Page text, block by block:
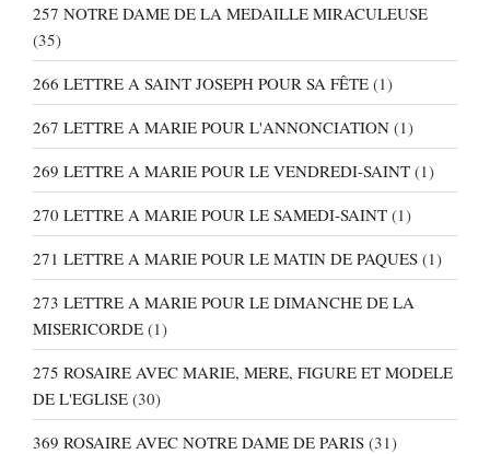
257 NOTRE DAME DE LA MEDAILLE MIRACULEUSE
(35)
266 LETTRE A SAINT JOSEPH POUR SA FÊTE (1)
267 LETTRE A MARIE POUR L'ANNONCIATION (1)
269 LETTRE A MARIE POUR LE VENDREDI-SAINT (1)
270 LETTRE A MARIE POUR LE SAMEDI-SAINT (1)
271 LETTRE A MARIE POUR LE MATIN DE PAQUES (1)
273 LETTRE A MARIE POUR LE DIMANCHE DE LA
MISERICORDE (1)
275 ROSAIRE AVEC MARIE, MERE, FIGURE ET MODELE
DE L'EGLISE (30)
369 ROSAIRE AVEC NOTRE DAME DE PARIS (31)